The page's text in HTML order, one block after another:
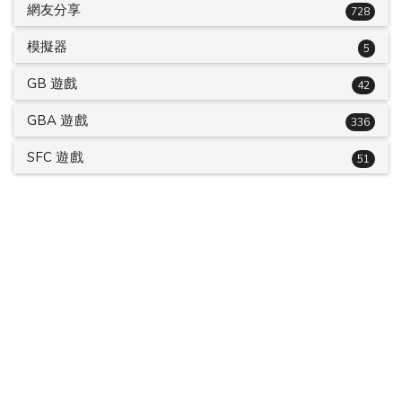
網友分享 728
模擬器 5
GB 遊戲 42
GBA 遊戲 336
SFC 遊戲 51